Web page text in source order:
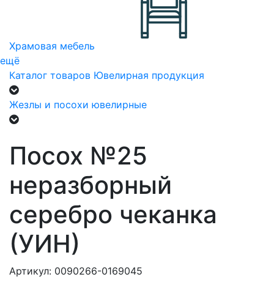
Храмовая мебель
ещё
Каталог товаров Ювелирная продукция
Жезлы и посохи ювелирные
Посох №25
неразборный
серебро чеканка
(УИН)
Артикул: 0090266-0169045